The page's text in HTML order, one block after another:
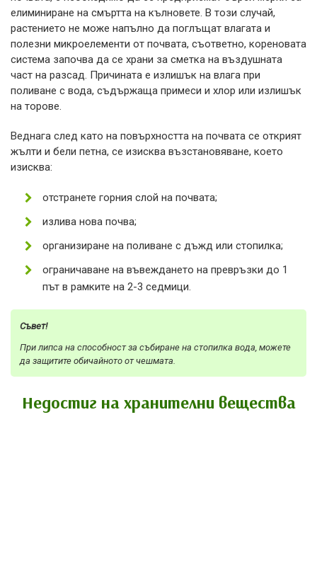
елиминиране на смъртта на кълновете. В този случай,
растението не може напълно да поглъщат влагата и
полезни микроелементи от почвата, съответно, кореновата
система започва да се храни за сметка на въздушната
част на разсад. Причината е излишък на влага при
поливане с вода, съдържаща примеси и хлор или излишък
на торове.
Веднага след като на повърхността на почвата се открият
жълти и бели петна, се изисква възстановяване, което
изисква:
отстранете горния слой на почвата;
излива нова почва;
организиране на поливане с дъжд или стопилка;
ограничаване на въвеждането на превръзки до 1
път в рамките на 2-3 седмици.
Съвет!
При липса на способност за събиране на стопилка вода, можете
да защитите обичайното от чешмата.
Недостиг на хранителни вещества